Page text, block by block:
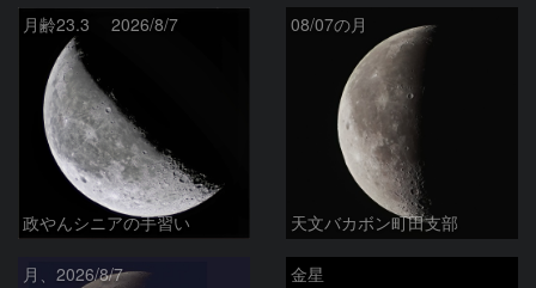
月齢23.3 2026/8/7
政やんシニアの手習い
08/07の月
天文バカボン町田支部
月、2026/8/7 金星